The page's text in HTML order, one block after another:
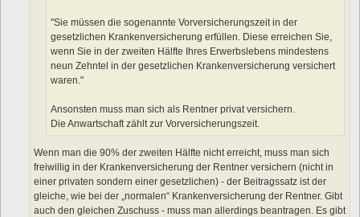
"Sie müssen die sogenannte Vorversicherungszeit in der
gesetzlichen Krankenversicherung erfüllen. Diese erreichen Sie,
wenn Sie in der zweiten Hälfte Ihres Erwerbslebens mindestens
neun Zehntel in der gesetzlichen Krankenversicherung versichert
waren."
Ansonsten muss man sich als Rentner privat versichern.
Die Anwartschaft zählt zur Vorversicherungszeit.
Wenn man die 90% der zweiten Hälfte nicht erreicht, muss man sich
freiwillig in der Krankenversicherung der Rentner versichern (nicht in
einer privaten sondern einer gesetzlichen) - der Beitragssatz ist der
gleiche, wie bei der „normalen“ Krankenversicherung der Rentner. Gibt
auch den gleichen Zuschuss - muss man allerdings beantragen. Es gibt